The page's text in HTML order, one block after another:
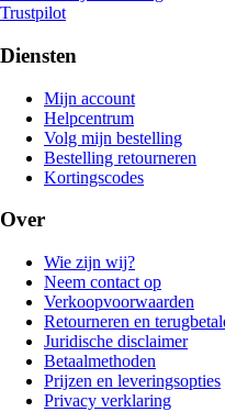
Trustpilot
Diensten
Mijn account
Helpcentrum
Volg mijn bestelling
Bestelling retourneren
Kortingscodes
Over
Wie zijn wij?
Neem contact op
Verkoopvoorwaarden
Retourneren en
Juridische disclaimer
Betaalmethoden
Prijzen en leveringsopties
Privacy verklaring